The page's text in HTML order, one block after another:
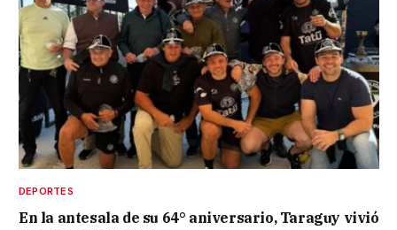
DEPORTES
En la antesala de su 64° aniversario, Taraguy vivió